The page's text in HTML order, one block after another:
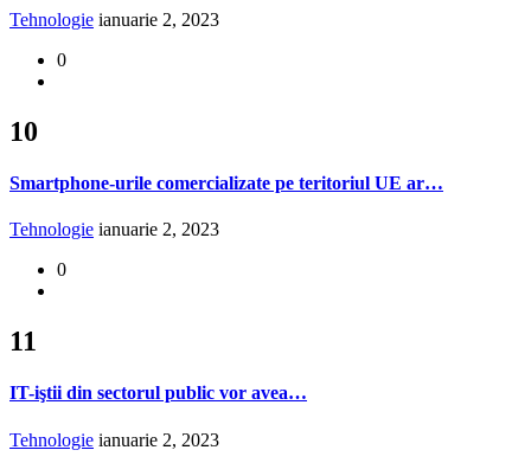
Tehnologie ianuarie 2, 2023
0
10
Smartphone-urile comercializate pe teritoriul UE ar…
Tehnologie ianuarie 2, 2023
0
11
IT-iştii din sectorul public vor avea…
Tehnologie ianuarie 2, 2023